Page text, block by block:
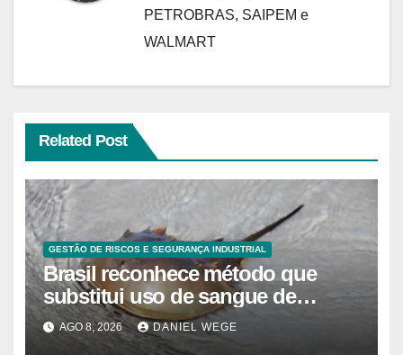
PETROBRAS, SAIPEM e
WALMART
Related Post
GESTÃO DE RISCOS E SEGURANÇA INDUSTRIAL
Brasil reconhece método que
substitui uso de sangue de
caranguejo-ferradura em testes
farmacêuticos
AGO 8, 2026 DANIEL WEGE